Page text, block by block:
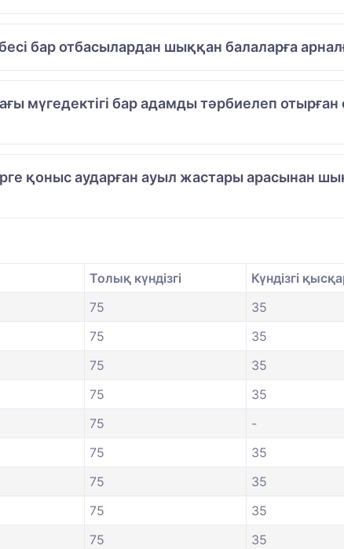
бар отбасылардан шыққан балаларға
мүгедектігі бар адамды тәрбиелеп
қоныс аударған ауыл жастары арасынан
Толық күндізгі
Күндізгі
75
35
75
35
75
35
75
35
75
-
75
35
75
35
75
35
75
35